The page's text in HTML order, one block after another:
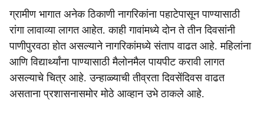
ग्रामीण भागात अनेक ठिकाणी नागरिकांना पहाटेपासून पाण्यासाठी
रांगा लावाव्या लागत आहेत. काही गावांमध्ये दोन ते तीन दिवसांनी
पाणीपुरवठा होत असल्याने नागरिकांमध्ये संताप वाढत आहे. महिलांना
आणि विद्यार्थ्यांना पाण्यासाठी मैलोनमैल पायपीट करावी लागत
असल्याचे चित्र आहे. उन्हाळ्याची तीव्रता दिवसेंदिवस वाढत
असताना प्रशासनासमोर मोठे आव्हान उभे ठाकले आहे.